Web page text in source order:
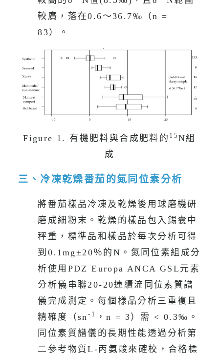
較廣，落在0.6〜36.7‰（n =
83）。
Figure 1. 有機肥料與合成肥料的 15N組
成
三、冷凍乾燥番茄的氮同位素分析
將番茄樣品冷凍及乾燥後用球磨機研
磨成細粉末。乾燥的樣品包入錫囊中
秤重，標準品和樣品於每次分析可得
到0.1mg±20％的N。氮同位素組成分
析使用PDZ Europa ANCA GSL元素
分析儀串聯20-20連續流同位素質譜
儀完成測定。每個樣品分析三重複且
精確度（sn -1
，n = 3）需 < 0.3‰。
同位素質譜儀的長期性能透過分析第
二參考物質L-丙氨酸來確校，合格標